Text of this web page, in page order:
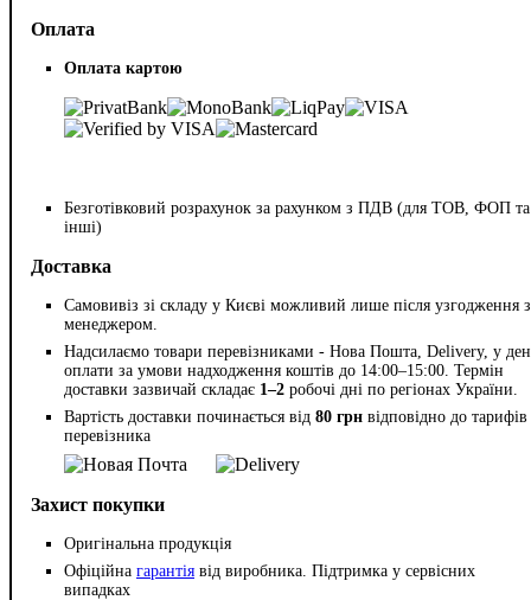
Оплата
Оплата картою
Безготівковий розрахунок за рахунком з ПДВ (для ТОВ, ФОП та
інші)
Доставка
Самовивіз зі складу у Києві можливий лише після узгодження з
менеджером.
Надсилаємо товари перевізниками - Нова Пошта, Delivery, у
оплати за умови надходження коштів до 14:00–15:00. Термін
доставки зазвичай складає 1–2 робочі дні по регіонах України.
Вартість доставки починається від 80 грн відповідно до тарифів
перевізника
Захист покупки
Оригінальна продукція
Офіційна гарантія від виробника. Підтримка у сервісних
випадках